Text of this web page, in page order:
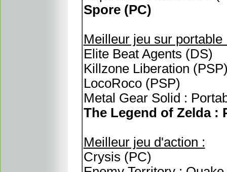
Spore (PC)
Meilleur jeu sur portable
Elite Beat Agents (DS)
Killzone Liberation
LocoRoco (PSP)
Metal Gear Solid :
The Legend of Zelda :
Meilleur jeu d'action :
Crysis (PC)